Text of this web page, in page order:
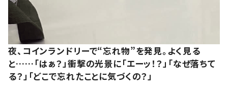
夜、コインランドリーで“忘れ物”を発見。よく見る
と……「はぁ？」衝撃の光景に「エーッ！？」「なぜ落ちて
る？」「どこで忘れたことに気づくの？」